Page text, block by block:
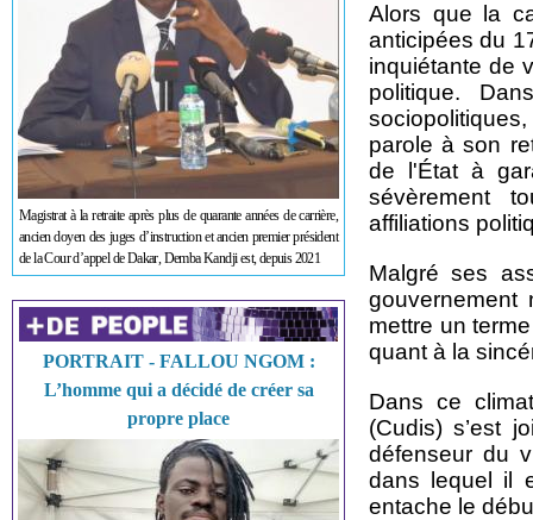
Magistrat à la retraite après plus de quarante années de carrière,
ancien doyen des juges d’instruction et ancien premier président
de la Cour d’appel de Dakar, Demba Kandji est, depuis 2021
PORTRAIT - FALLOU NGOM :
L’homme qui a décidé de créer sa
propre place
Alors que la
anticipées du
inquiétante de
politique.
parole à son
de l'État à
sévèrement
affiliations
Malgré ses
gouvernement
mettre un
quant à la
Dans ce
(Cudis) s’est
défenseur du
dans lequel il
entache le